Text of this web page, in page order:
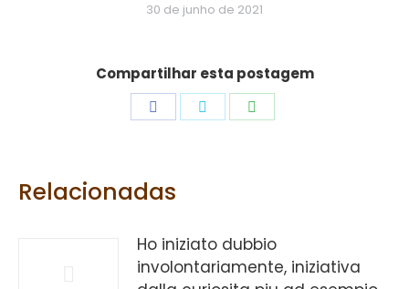
30 de junho de 2021
Compartilhar esta postagem
Relacionadas
Ho iniziato dubbio
involontariamente, iniziativa